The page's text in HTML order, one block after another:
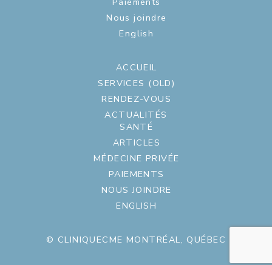
Nous joindre
English
ACCUEIL
SERVICES (OLD)
RENDEZ-VOUS
ACTUALITÉS
SANTÉ
ARTICLES
MÉDECINE PRIVÉE
PAIEMENTS
NOUS JOINDRE
ENGLISH
© CLINIQUECME MONTRÉAL, QUÉBEC